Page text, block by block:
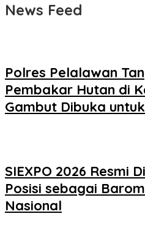
News Feed
Polres Pelalawan
Pembakar Hutan di
Gambut Dibuka
SIEXPO 2026 Resmi
Posisi sebagai
Nasional